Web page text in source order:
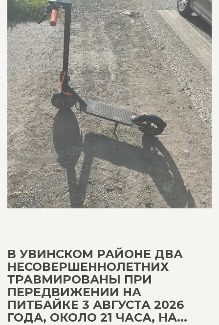
В УВИНСКОМ РАЙОНЕ ДВА
НЕСОВЕРШЕННОЛЕТНИХ
ТРАВМИРОВАНЫ ПРИ
ПЕРЕДВИЖЕНИИ НА
ПИТБАЙКЕ 3 АВГУСТА 2026
ГОДА, ОКОЛО 21 ЧАСА, НА...